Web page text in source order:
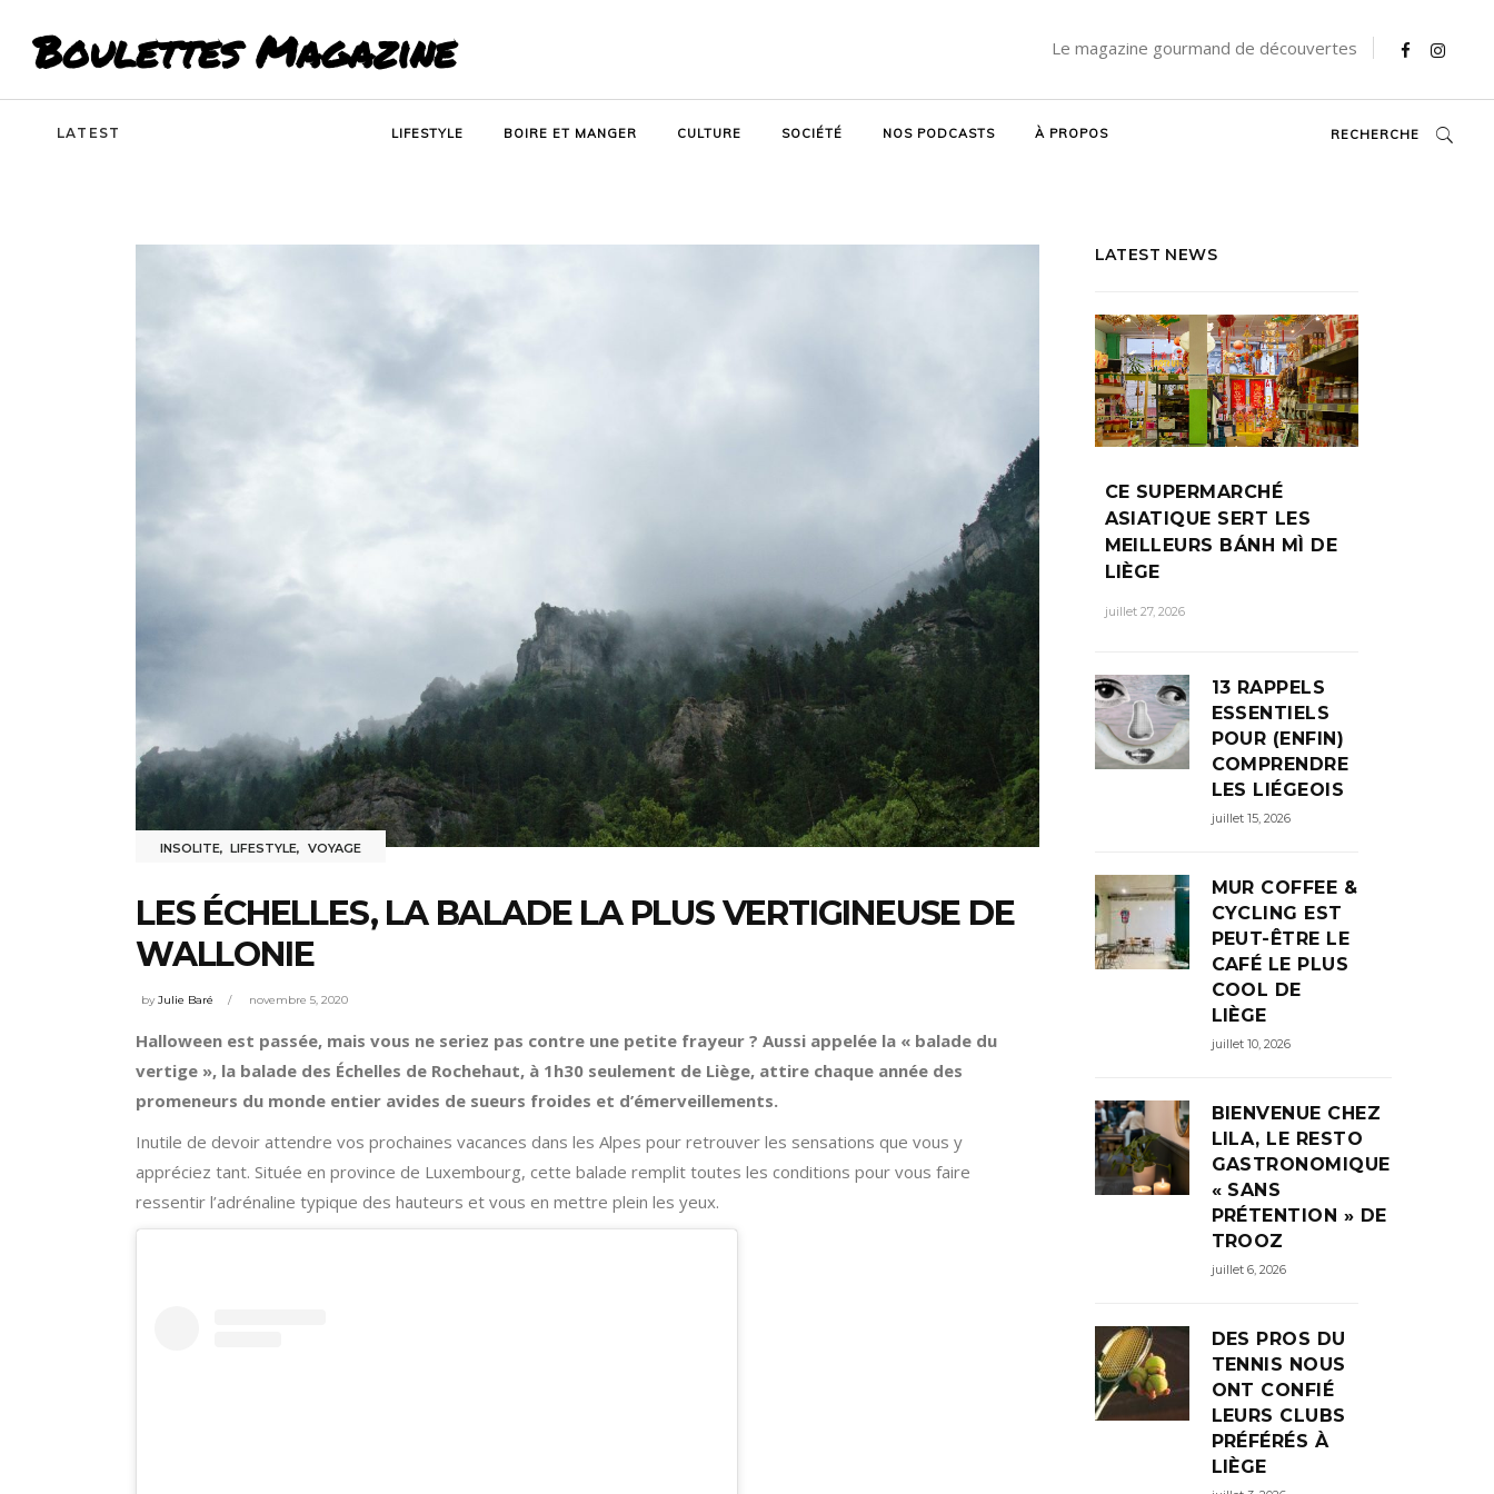
Boulettes Magazine Le magazine gourmand de découvertes
LATEST LIFESTYLE BOIRE ET MANGER CULTURE SOCIÉTÉ NOS PODCASTS À PROPOS RECHERCHE
INSOLITE,LIFESTYLE, VOYAGE
LES ÉCHELLES, LA BALADE LA PLUS VERTIGINEUSE DE
WALLONIE
byJulie Baré novembre 5, 2020
Halloween est passée, mais vous ne seriez pas contre une petite frayeur ? Aussi appelée la « balade du
vertige », la balade des Échelles de Rochehaut, à 1h30 seulement de Liège, attire chaque année des
promeneurs du monde entier avides de sueurs froides et d’émerveillements.
Inutile de devoir attendre vos prochaines vacances dans les Alpes pour retrouver les sensations que vous y
appréciez tant. Située en province de Luxembourg, cette balade remplit toutes les conditions pour vous faire
ressentir l’adrénaline typique des hauteurs et vous en mettre plein les yeux.
LATEST NEWS
CE SUPERMARCHÉ
ASIATIQUE SERT LES
MEILLEURS BÁNH MÌ DE
LIÈGE
juillet 27, 2026
13 RAPPELS
ESSENTIELS
POUR (ENFIN)
COMPRENDRE
LES LIÉGEOIS
juillet 15, 2026
MUR COFFEE &
CYCLING EST
PEUT-ÊTRE LE
CAFÉ LE PLUS
COOL DE
LIÈGE
juillet 10, 2026
BIENVENUE CHEZ
LILA, LE RESTO
GASTRONOMIQUE
« SANS
PRÉTENTION » DE
TROOZ
juillet 6, 2026
DES PROS DU
TENNIS NOUS
ONT CONFIÉ
LEURS CLUBS
PRÉFÉRÉS À
LIÈGE